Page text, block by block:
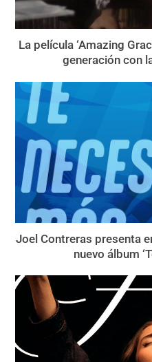
La película ‘Amazing
generación con
Joel Contreras presenta
nuevo álbum